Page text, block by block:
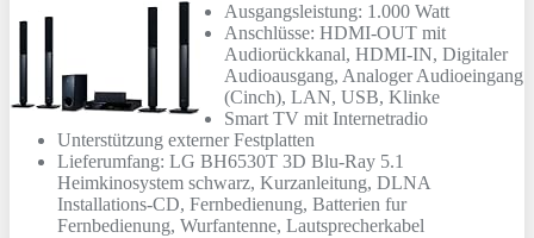
Ausgangsleistung: 1.000 Watt
Anschlüsse: HDMI-OUT mit
Audiorückkanal, HDMI-IN, Digitaler
Audioausgang, Analoger Audioeingang
(Cinch), LAN, USB, Klinke
Smart TV mit Internetradio
Unterstützung externer Festplatten
Lieferumfang: LG BH6530T 3D Blu-Ray 5.1
Heimkinosystem schwarz, Kurzanleitung, DLNA
Installations-CD, Fernbedienung, Batterien fur
Fernbedienung, Wurfantenne, Lautsprecherkabel